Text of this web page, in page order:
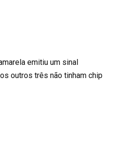
emitiu um sinal
outros três não tinham chip